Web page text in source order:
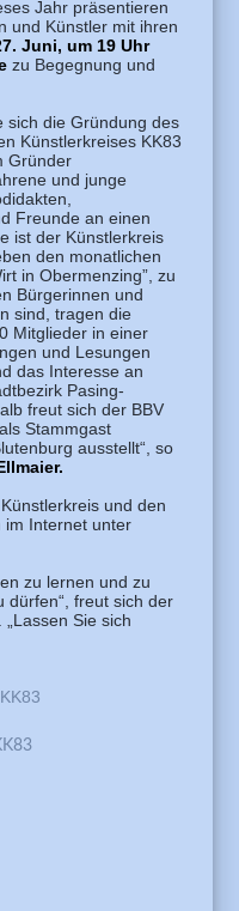
Jahr präsentieren
und Künstler mit ihren
Juni, um 19 Uhr
zu Begegnung und
sich die Gründung des
Künstlerkreises KK83
Gründer
und junge
Freunde an einen
ist der Künstlerkreis
den monatlichen
in Obermenzing”, zu
Bürgerinnen und
sind, tragen die
Mitglieder in einer
und Lesungen
das Interesse an
Pasing-
freut sich der BBV
Stammgast
ausstellt“, so
und den
im Internet unter
zu lernen und zu
dürfen“, freut sich der
„Lassen Sie sich